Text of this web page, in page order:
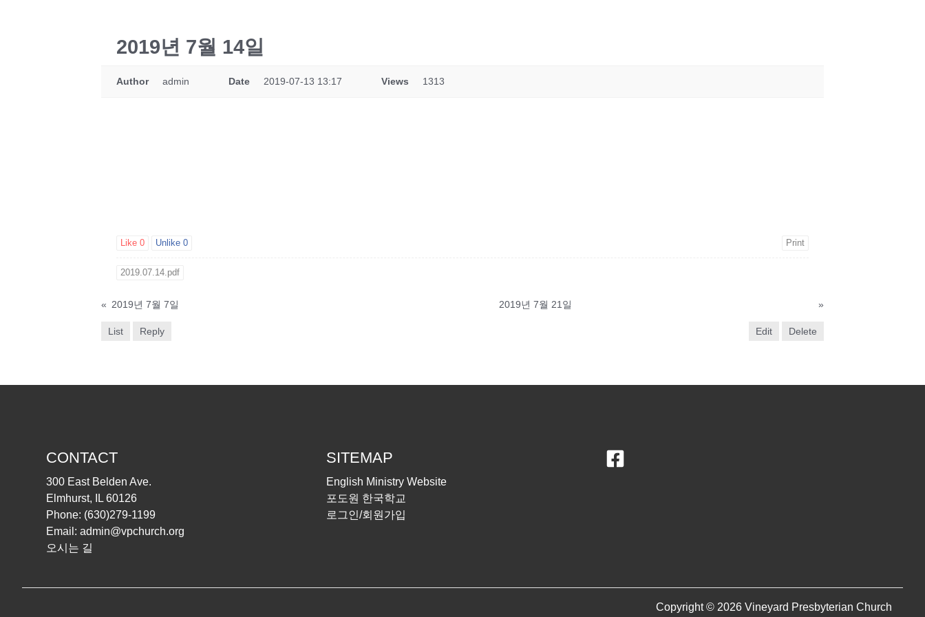
2019년 7월 14일
Author admin Date 2019-07-13 13:17 Views 1313
Like 0 Unlike 0 Print
2019.07.14.pdf
« 2019년 7월 7일 2019년 7월 21일 »
List Reply Edit Delete
CONTACT
300 East Belden Ave.
Elmhurst, IL 60126
Phone: (630)279-1199
Email: admin@vpchurch.org
오시는 길
SITEMAP
English Ministry Website
포도원 한국학교
로그인/회원가입
Copyright © 2026 Vineyard Presbyterian Church